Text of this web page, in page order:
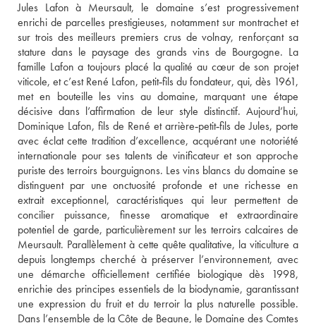
Jules Lafon à Meursault, le domaine s’est progressivement
enrichi de parcelles prestigieuses, notamment sur montrachet et
sur trois des meilleurs premiers crus de volnay, renforçant sa
stature dans le paysage des grands vins de Bourgogne. La
famille Lafon a toujours placé la qualité au cœur de son projet
viticole, et c’est René Lafon, petit‑fils du fondateur, qui, dès 1961,
met en bouteille les vins au domaine, marquant une étape
décisive dans l’affirmation de leur style distinctif. Aujourd’hui,
Dominique Lafon, fils de René et arrière‑petit‑fils de Jules, porte
avec éclat cette tradition d’excellence, acquérant une notoriété
internationale pour ses talents de vinificateur et son approche
puriste des terroirs bourguignons. Les vins blancs du domaine se
distinguent par une onctuosité profonde et une richesse en
extrait exceptionnel, caractéristiques qui leur permettent de
concilier puissance, finesse aromatique et extraordinaire
potentiel de garde, particulièrement sur les terroirs calcaires de
Meursault. Parallèlement à cette quête qualitative, la viticulture a
depuis longtemps cherché à préserver l’environnement, avec
une démarche officiellement certifiée biologique dès 1998,
enrichie des principes essentiels de la biodynamie, garantissant
une expression du fruit et du terroir la plus naturelle possible.
Dans l’ensemble de la Côte de Beaune, le Domaine des Comtes